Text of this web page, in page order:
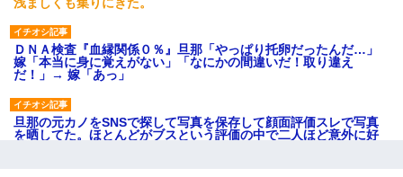
ＤＮＡ検査『血縁関係０％』旦那「やっぱり托卵だったんだ…」
嫁「本当に身に覚えがない」「なにかの間違いだ！取り違え
だ！」→ 嫁「あっ」
旦那の元カノをSNSで探して写真を保存して顔面評価スレで写真
を晒してた。ほとんどがブスという評価の中で二人ほど意外に好